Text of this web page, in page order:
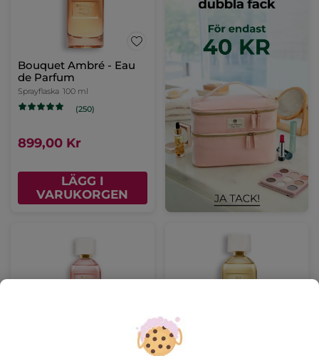
Bouquet Ambré - Eau
de Parfum
Sprayflaska 100 ml
(250)
899,00 Kr
LÄGG I
VARUKORGEN
Sel d'Azur - Eau de
Parfum